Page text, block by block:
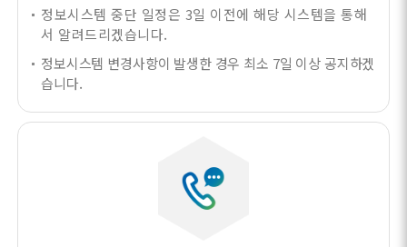
정보시스템 중단 일정은 3일 이전에 해당 시스템을 통해
서 알려드리겠습니다.
정보시스템 변경사항이 발생한 경우 최소 7일 이상 공지하겠
습니다.